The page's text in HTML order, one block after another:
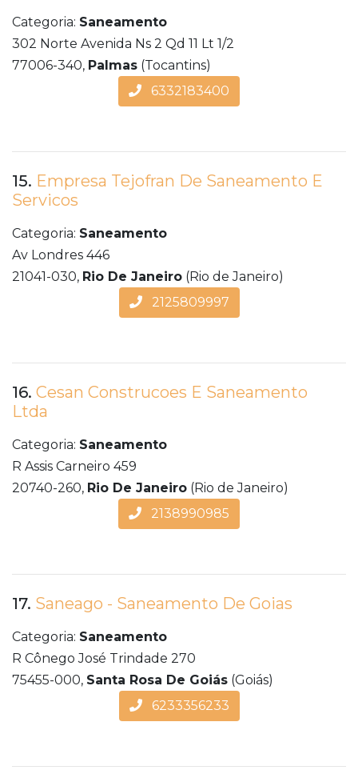
Categoria: Saneamento
302 Norte Avenida Ns 2 Qd 11 Lt 1/2
77006-340, Palmas (Tocantins)
6332183400
15. Empresa Tejofran De Saneamento E
Servicos
Categoria: Saneamento
Av Londres 446
21041-030, Rio De Janeiro (Rio de Janeiro)
2125809997
16. Cesan Construcoes E Saneamento
Ltda
Categoria: Saneamento
R Assis Carneiro 459
20740-260, Rio De Janeiro (Rio de Janeiro)
2138990985
17. Saneago - Saneamento De Goias
Categoria: Saneamento
R Cônego José Trindade 270
75455-000, Santa Rosa De Goiás (Goiás)
6233356233